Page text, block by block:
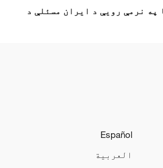
په نرمې رويې د ايران مسئلې د
Español
العربية